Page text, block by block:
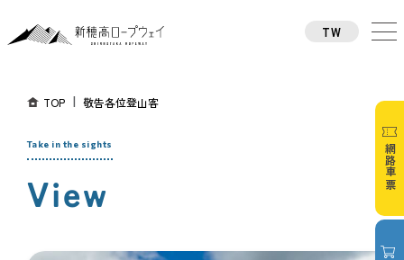
TW
Take in the sights
View
TOP 敬告各位登山客
網路車票